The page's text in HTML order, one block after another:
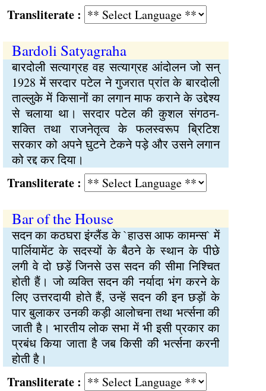
:
Bardoli Satyagraha
बारदोली सत्याग्रह वह सत्याग्रह आंदोलन जो सन्
1928 में सरदार पटेल ने गुजरात प्रांत के बारदोली
ताल्लुके में किसानों का लगान माफ कराने के उद्देश्य
से चलाया था। सरदार पटेल की कुशल संगठन-
शक्ति तथा राजनेतृत्व के फलस्वरूप ब्रिटिश
सरकार को अपने घुटने टेकने पड़े और उसने लगान
को रद्द कर दिया।
:
Bar of the House
सदन का कठघरा इंग्लैंड के `हाउस आफ कामन्स` में
पार्लियामेंट के सदस्यों के बैठने के स्थान के पीछे
लगी वे दो छड़ें जिनसे उस सदन की सीमा निश्चित
होती हैं। जो व्यक्ति सदन की नर्यादा भंग करने के
लिए उत्तरदायी होते हैं, उन्हें सदन की इन छड़ों के
पार बुलाकर उनकी कड़ी आलोचना तथा भर्त्सना की
जाती है। भारतीय लोक सभा में भी इसी प्रकार का
प्रबंध किया जाता है जब किसी की भर्त्सना करनी
होती है।
: